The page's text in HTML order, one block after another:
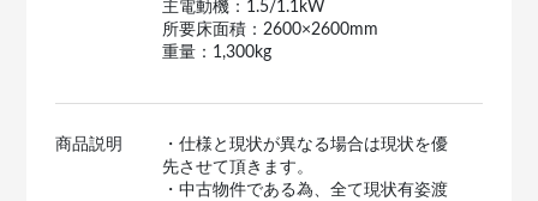
主電動機：1.5/1.1kW
所要床面積：2600×2600mm
重量：1,300kg
商品説明
・仕様と現状が異なる場合は現状を優
先させて頂きます。
・中古物件である為、全て現状有姿渡